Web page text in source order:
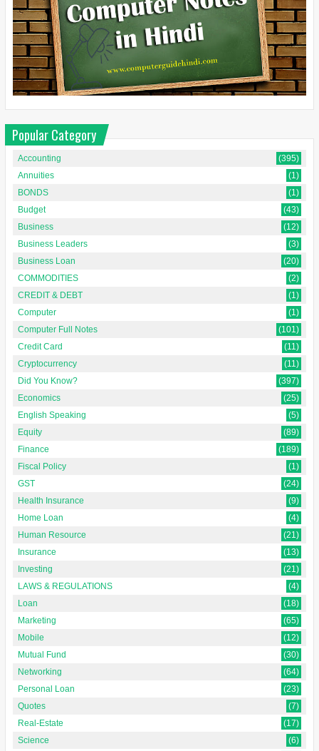
Popular Category
Accounting
(395)
Annuities
(1)
BONDS
(1)
Budget
(43)
Business
(12)
Business Leaders
(3)
Business Loan
(20)
COMMODITIES
(2)
CREDIT & DEBT
(1)
Computer
(1)
Computer Full Notes
(101)
Credit Card
(11)
Cryptocurrency
(11)
Did You Know?
(397)
Economics
(25)
English Speaking
(5)
Equity
(89)
Finance
(189)
Fiscal Policy
(1)
GST
(24)
Health Insurance
(9)
Home Loan
(4)
Human Resource
(21)
Insurance
(13)
Investing
(21)
LAWS & REGULATIONS
(4)
Loan
(18)
Marketing
(65)
Mobile
(12)
Mutual Fund
(30)
Networking
(64)
Personal Loan
(23)
Quotes
(7)
Real-Estate
(17)
Science
(6)